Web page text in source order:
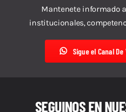
Mantenete informado
institucionales,
Sigue el Canal De
SEGUINOS EN